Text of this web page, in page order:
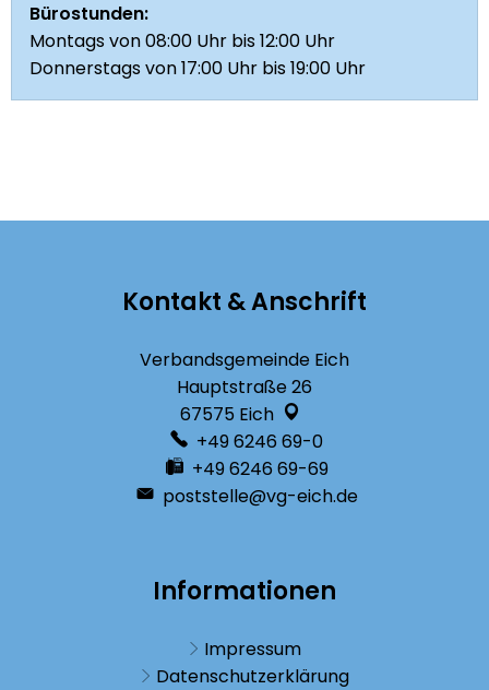
Bürostunden:
Montags von 08:00 Uhr bis 12:00 Uhr
Donnerstags von 17:00 Uhr bis 19:00 Uhr
Kontakt & Anschrift
Verbandsgemeinde Eich
Hauptstraße 26
67575 Eich
+49 6246 69-0
+49 6246 69-69
poststelle@vg-eich.de
Informationen
Impressum
Datenschutzerklärung